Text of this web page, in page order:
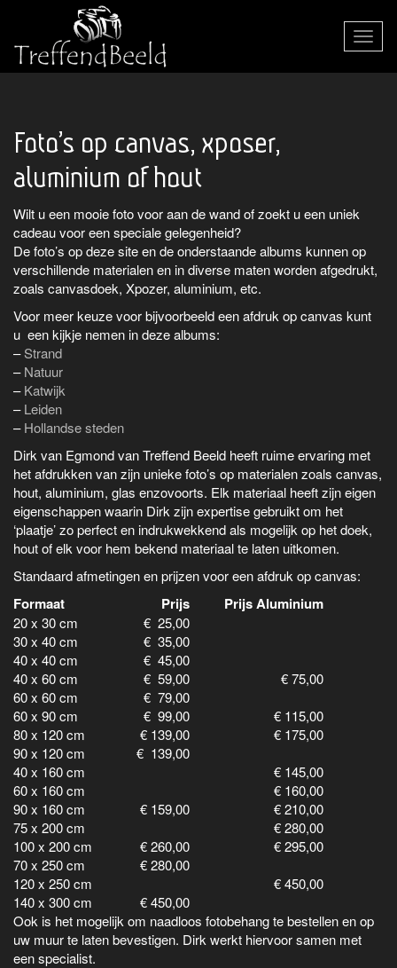
Toggle
Foto’s op canvas, xposer,
aluminium of hout
Wilt u een mooie foto voor aan de wand of zoekt u een uniek
cadeau voor een speciale gelegenheid?
De foto’s op deze site en de onderstaande albums kunnen op
verschillende materialen en in diverse maten worden afgedrukt,
zoals canvasdoek, Xpozer, aluminium, etc.
Voor meer keuze voor bijvoorbeeld een afdruk op canvas kunt
u een kijkje nemen in deze albums:
–Strand
–Natuur
–Katwijk
–Leiden
–Hollandse steden
Dirk van Egmond van Treffend Beeld heeft ruime ervaring met
het afdrukken van zijn unieke foto’s op materialen zoals canvas,
hout, aluminium, glas enzovoorts. Elk materiaal heeft zijn eigen
eigenschappen waarin Dirk zijn expertise gebruikt om het
‘plaatje’ zo perfect en indrukwekkend als mogelijk op het doek,
hout of elk voor hem bekend materiaal te laten uitkomen.
Standaard afmetingen en prijzen voor een afdruk op canvas:
Formaat Prijs Prijs Aluminium
20 x 30 cm
€ 25,00
30 x 40 cm
€ 35,00
40 x 40 cm
€ 45,00
40 x 60 cm
€ 59,00
€ 75,00
60 x 60 cm
€ 79,00
60 x 90 cm
€ 99,00
€ 115,00
80 x 120 cm
€ 139,00
€ 175,00
90 x 120 cm
€ 139,00
40 x 160 cm
€ 145,00
60 x 160 cm
€ 160,00
90 x 160 cm
€ 159,00
€ 210,00
75 x 200 cm
€ 280,00
100 x 200 cm
€ 260,00
€ 295,00
70 x 250 cm
€ 280,00
120 x 250 cm
€ 450,00
140 x 300 cm
€ 450,00
Ook is het mogelijk om naadloos fotobehang te bestellen en op
uw muur te laten bevestigen. Dirk werkt hiervoor samen met
een specialist.